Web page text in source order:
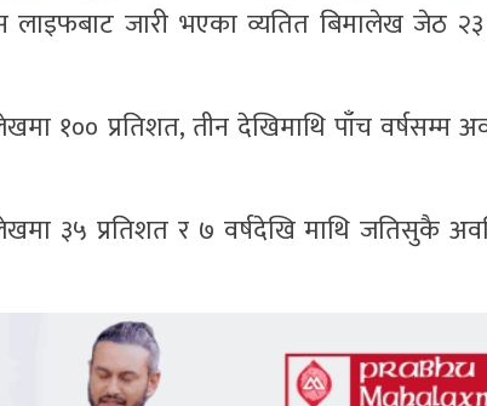
लाइफबाट जारी भएका व्यतित बिमालेख जेठ
१०० प्रतिशत, तीन देखिमाथि पाँच वर्षसम्म
३५ प्रतिशत र ७ वर्षदेखि माथि जतिसुकै